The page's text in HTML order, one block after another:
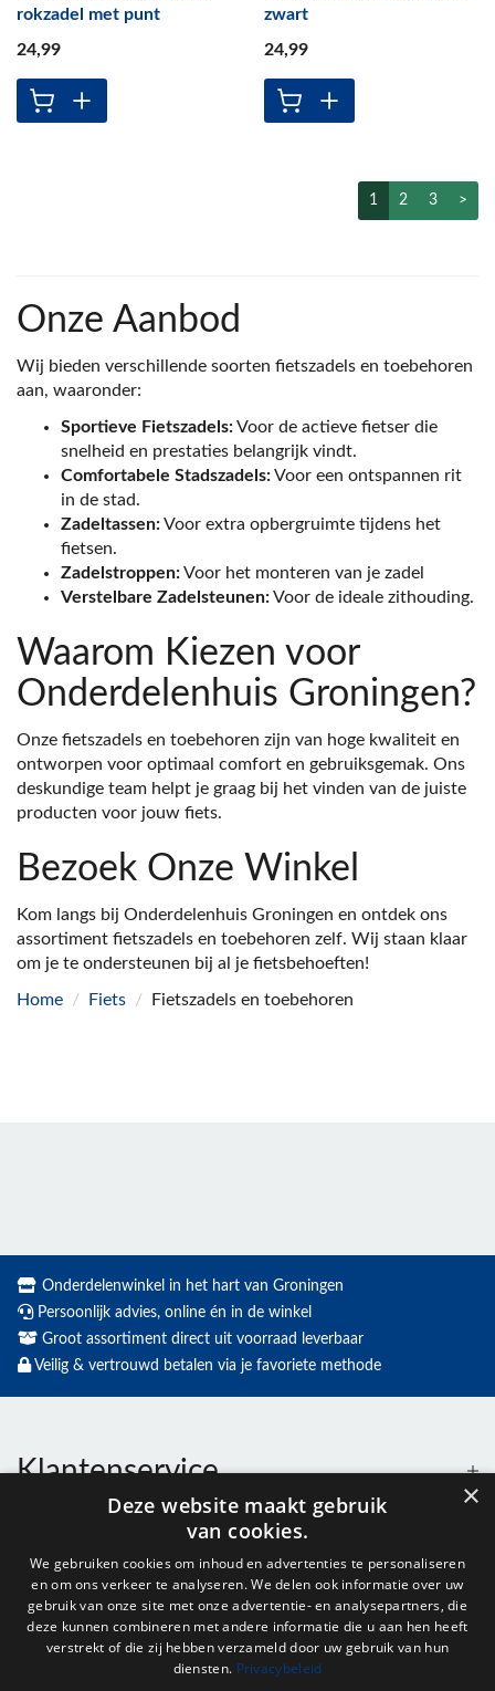
rokzadel met punt
24,99
zwart
24,99
1 2 3 >
Onze Aanbod
Wij bieden verschillende soorten fietszadels en toebehoren
aan, waaronder:
Sportieve Fietszadels:Voor de actieve fietser die
snelheid en prestaties belangrijk vindt.
Comfortabele Stadszadels:Voor een ontspannen rit
in de stad.
Zadeltassen:Voor extra opbergruimte tijdens het
fietsen.
Zadelstroppen:Voor het monteren van je zadel
Verstelbare Zadelsteunen:Voor de ideale zithouding.
Waarom Kiezen voor
Onderdelenhuis Groningen?
Onze fietszadels en toebehoren zijn van hoge kwaliteit en
ontworpen voor optimaal comfort en gebruiksgemak. Ons
deskundige team helpt je graag bij het vinden van de juiste
producten voor jouw fiets.
Bezoek Onze Winkel
Kom langs bij Onderdelenhuis Groningen en ontdek ons
assortiment fietszadels en toebehoren zelf. Wij staan klaar
om je te ondersteunen bij al je fietsbehoeften!
Home / Fiets / Fietszadels en toebehoren
Onderdelenwinkel in het hart van Groningen
Persoonlijk advies, online én in de winkel
Groot assortiment direct uit voorraad leverbaar
Veilig & vertrouwd betalen via je favoriete methode
Klantenservice
Openingstijden
Nieuwsbrief
×
Deze website maakt gebruik
van cookies.
We gebruiken cookies om inhoud en advertenties te personaliseren
en om ons verkeer te analyseren. We delen ook informatie over uw
gebruik van onze site met onze advertentie- en analysepartners, die
deze kunnen combineren met andere informatie die u aan hen heeft
verstrekt of die zij hebben verzameld door uw gebruik van hun
diensten. Privacybeleid